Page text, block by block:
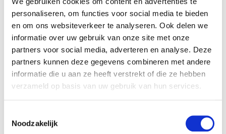
personaliseren, om functies voor social media te bieden
en om ons websiteverkeer te analyseren. Ook delen we
informatie over uw gebruik van onze site met onze
partners voor social media, adverteren en analyse. Deze
partners kunnen deze gegevens combineren met andere
informatie die u aan ze heeft verstrekt of die ze hebben
verzameld op basis van uw gebruik van hun services.
Noodzakelijk